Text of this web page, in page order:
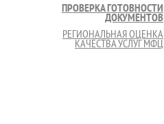
ПРОВЕРКА ГОТОВНОСТИ
ДОКУМЕНТОВ
РЕГИОНАЛЬНАЯ ОЦЕНКА
КАЧЕСТВА УСЛУГ МФЦ